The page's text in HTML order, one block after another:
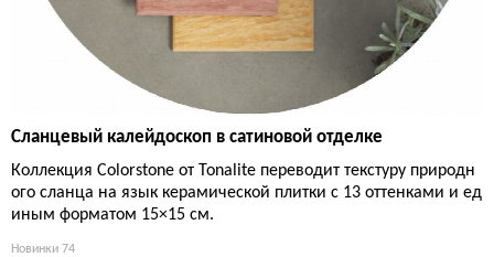
Сланцевый калейдоскоп в сатиновой отделке
Коллекция Colorstone от Tonalite переводит текстуру природн
ого сланца на язык керамической плитки с 13 оттенками и ед
иным форматом 15×15 см.
Новинки 74